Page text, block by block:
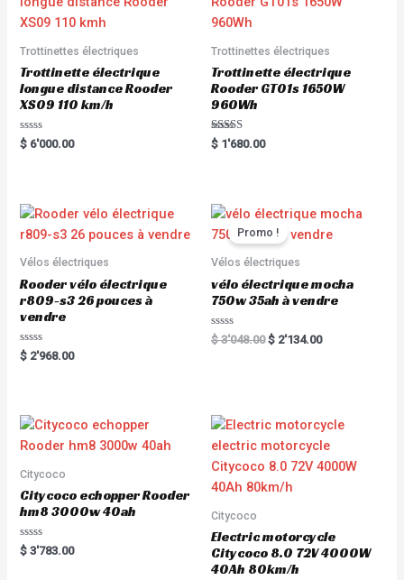
Trottinettes électriques
Trottinette électrique
longue distance Rooder
XS09 110 km/h
R
a
o
u
o
5
$ 6'000.00
Trottinettes électriques
Trottinette électrique
Rooder GT01s 1650W
960Wh
Rated
5.00
$ 1'680.00
Vélos électriques
Rooder vélo électrique
r809-s3 26 pouces à
vendre
R
a
o
u
t
o
5
$ 2'968.00
Promo !
Vélos électriques
vélo électrique mocha
750w 35ah à vendre
R
a
u
t
f
$3'048.00 $ 2'134.00
Citycoco
Citycoco echopper Rooder
hm8 3000w 40ah
R
a
$ 3'783.00
Citycoco
Electric motorcycle
Citycoco 8.0 72V 4000W
40Ah 80km/h